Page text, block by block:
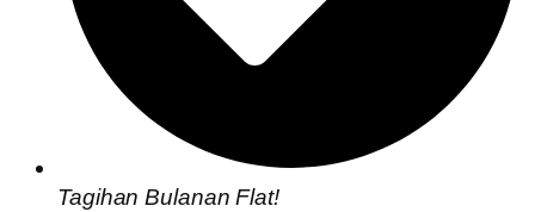
Tagihan Bulanan Flat!